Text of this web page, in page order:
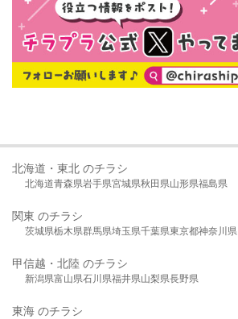
北海道・東北 のチラシ
北海道青森県岩手県宮城県秋田県山形県福島県
関東 のチラシ
茨城県栃木県群馬県埼玉県千葉県東京都神奈川県
甲信越・北陸 のチラシ
新潟県富山県石川県福井県山梨県長野県
東海 のチラシ